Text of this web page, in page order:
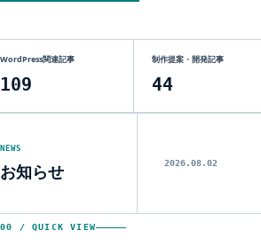
WordPress関連記事
109
制作提案・開発記事
44
NEWS
お知らせ 2026.08.02
00 / QUICK VIEW